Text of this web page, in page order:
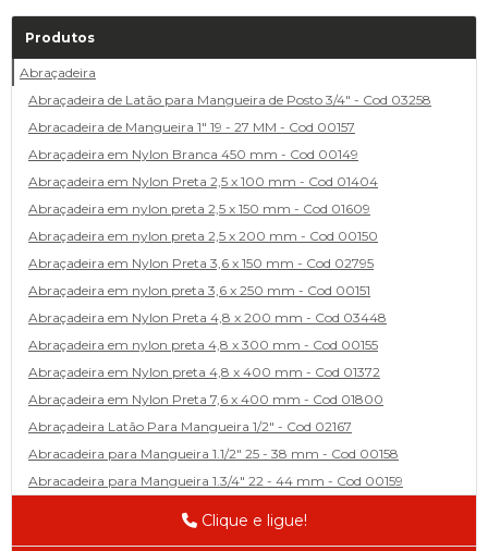
Produtos
Abraçadeira
Abraçadeira de Latão para Mangueira de Posto 3/4" - Cod 03258
Abracadeira de Mangueira 1" 19 - 27 MM - Cod 00157
Abraçadeira em Nylon Branca 450 mm - Cod 00149
Abraçadeira em Nylon Preta 2,5 x 100 mm - Cod 01404
Abraçadeira em nylon preta 2,5 x 150 mm - Cod 01609
Abraçadeira em nylon preta 2,5 x 200 mm - Cod 00150
Abraçadeira em Nylon Preta 3,6 x 150 mm - Cod 02795
Abraçadeira em nylon preta 3,6 x 250 mm - Cod 00151
Abraçadeira em Nylon Preta 4,8 x 200 mm - Cod 03448
Abraçadeira em nylon preta 4,8 x 300 mm - Cod 00155
Abraçadeira em Nylon preta 4,8 x 400 mm - Cod 01372
Abraçadeira em Nylon Preta 7,6 x 400 mm - Cod 01800
Abraçadeira Latão Para Mangueira 1/2" - Cod 02167
Abracadeira para Mangueira 1.1/2" 25 - 38 mm - Cod 00158
Abracadeira para Mangueira 1.3/4" 22 - 44 mm - Cod 00159
Abracadeira para Mangueira 1/2' 14 - 22 - Cod 02585
Clique e ligue!